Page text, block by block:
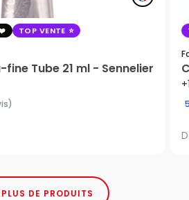
TOP VENTE
fine Tube 21 ml - Sennelier
DE PRODUITS